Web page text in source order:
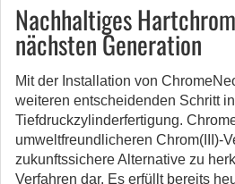
Nachhaltiges
nächsten Generation
Mit der Installation von
weiteren entscheidenden Schritt
Tiefdruckzylinderfertigung.
umweltfreundlicheren Chrom(III)-
zukunftssichere Alternative zu
Verfahren dar. Es erfüllt bereits